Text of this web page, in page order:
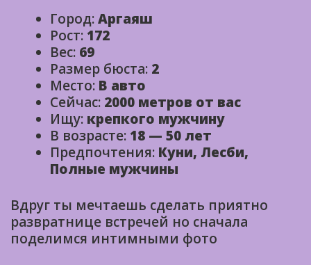
Город:Аргаяш
Рост: 172
Вес: 69
Размер бюста: 2
Место: В авто
Сейчас: 2000 метров от вас
Ищу: крепкого мужчину
В возрасте: 18 — 50 лет
Предпочтения: Куни, Лесби,
Полные мужчины
Вдруг ты мечтаешь сделать приятно
развратнице встречей но сначала
поделимся интимными фото